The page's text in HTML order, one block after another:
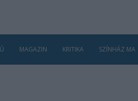
MAGAZIN KRITIKA SZÍNHÁZ MA